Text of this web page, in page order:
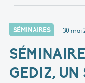
SÉMINAIRES 30 mai
GEDIZ, UN